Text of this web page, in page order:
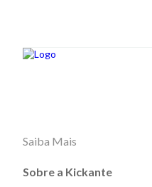
Saiba Mais
Sobre a Kickante